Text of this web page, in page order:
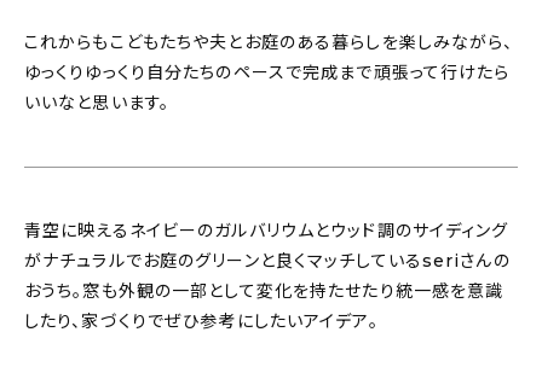
これからもこどもたちや夫とお庭のある暮らしを楽しみながら、
ゆっくりゆっくり自分たちのペースで完成まで頑張って行けたら
いいなと思います。
青空に映えるネイビーのガルバリウムとウッド調のサイディング
がナチュラルでお庭のグリーンと良くマッチしているseriさんの
おうち。窓も外観の一部として変化を持たせたり統一感を意識
したり、家づくりでぜひ参考にしたいアイデア。